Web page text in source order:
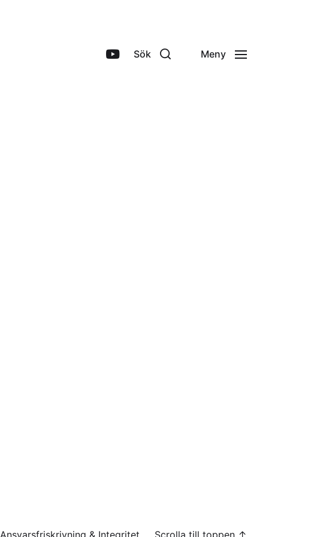
Sök Meny
Ansvarsfriskrivning & Integritet Scrolla till toppen ↑